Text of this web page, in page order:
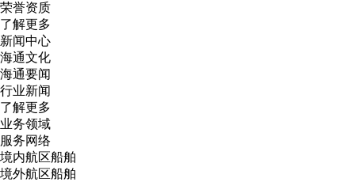
荣誉资质
了解更多
新闻中心
海通文化
海通要闻
行业新闻
了解更多
业务领域
服务网络
境内航区船舶
境外航区船舶